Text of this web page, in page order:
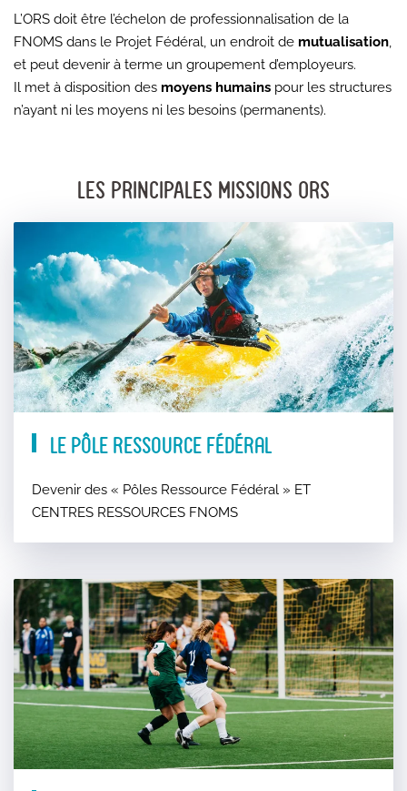
L’ORS doit être l’échelon de professionnalisation de la
FNOMS dans le Projet Fédéral, un endroit de mutualisation,
et peut devenir à terme un groupement d’employeurs.
Il met à disposition des moyens humains pour les structures
n’ayant ni les moyens ni les besoins (permanents).
LES PRINCIPALES MISSIONS ORS
Le pôle ressource fédéral
Devenir des « Pôles Ressource Fédéral » ET
CENTRES RESSOURCES FNOMS